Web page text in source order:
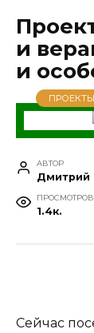
и
и
АВТОР
Дмитрий
ПРОСМОТРОВ
1.4к.
Сейчас